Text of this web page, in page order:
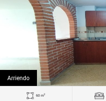
Arriendo
60 m2